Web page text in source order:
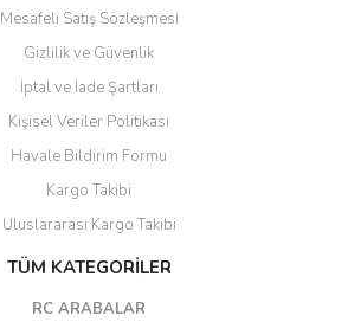
Mesafeli Satış Sözleşmesi
Gizlilik ve Güvenlik
İptal ve İade Şartları
Kişisel Veriler Politikası
Havale Bildirim Formu
Kargo Takibi
Uluslararası Kargo Takibi
TÜM KATEGORİLER
RC ARABALAR